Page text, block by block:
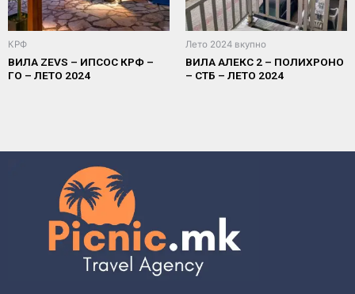
КРФ
ВИЛА ZEVS – ИПСОС КРФ –
ГО – ЛЕТО 2024
Лето 2024 вкупно
ВИЛА АЛЕКС 2 – ПОЛИХРОНО
– СТБ – ЛЕТО 2024